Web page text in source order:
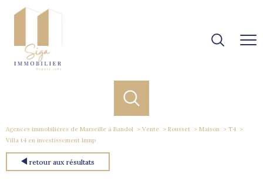
Agences immobilières de Marseille à Bandol Vente Rousset Maison
T4
Villa t4 en investissement lmnp
retour aux résultats